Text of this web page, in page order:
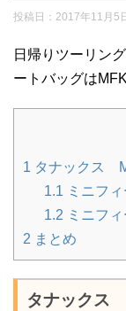
投稿日： 2017年11月5
日帰りツーリン
ートバッグは
1 タナックス
1.1 ミニフ
1.2 ミニフ
2 まとめ
タナックス